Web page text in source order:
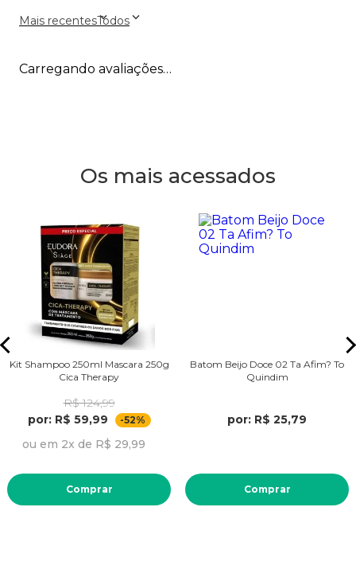
Mais recentesTodos
Carregando avaliações…
Os mais acessados
Kit Shampoo 250ml Mascara 250g
Cica Therapy
R$ 124,99
por: R$ 59,99
-52%
ou em 2x de R$ 29,99
Comprar
Batom Beijo Doce 02 Ta Afim? To
Quindim
por: R$ 25,79
Comprar